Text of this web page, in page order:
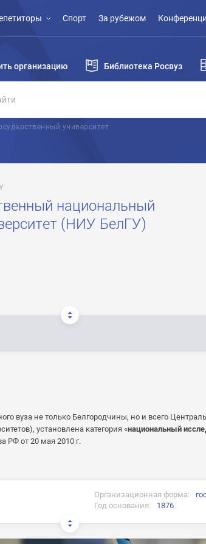
Спорт За рубежом
организацию Библиотека Росвуз
университет
национальный
(НИУ БелГУ)
вуза не только Белгородчины, но и всего
установлена категория «национальный
РФ от 20 мая 2010 г.
Организационная форма:
Год основания: 1876